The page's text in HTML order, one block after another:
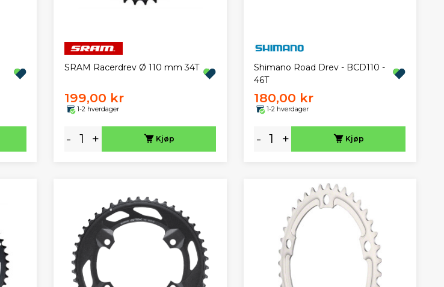
SRAM Racerdrev Ø 110 mm 34T
199,00 kr
1-2 hverdager
- + Kjøp
Shimano Road Drev - BCD110 -
46T
180,00 kr
1-2 hverdager
- + Kjøp